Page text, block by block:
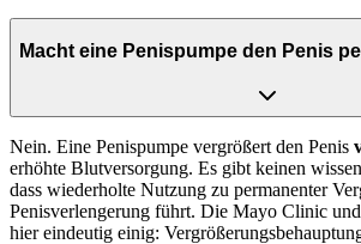
Macht eine Penispumpe den Penis
Nein. Eine Penispumpe vergrößert den Penis
erhöhte Blutversorgung. Es gibt keinen
dass wiederholte Nutzung zu permanenter
Penisverlengerung führt. Die Mayo Clinic
hier eindeutig einig: